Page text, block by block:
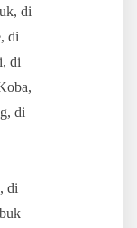
di
di
di
di
di